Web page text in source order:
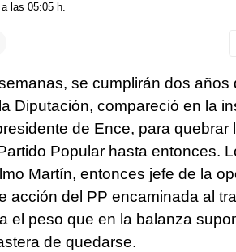
las 05:05 h.
se cumplirán dos
Diputación, compareció en la
de Ence, para quebrar
Popular hasta entonces.
Martín, entonces jefe de la
acción del PP encaminada al
el peso que en la balanza
de quedarse.